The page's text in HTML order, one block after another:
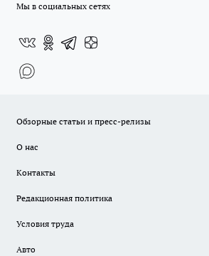
Мы в социальных сетях
Обзорные статьи и пресс-релизы
О нас
Контакты
Редакционная политика
Условия труда
Авто